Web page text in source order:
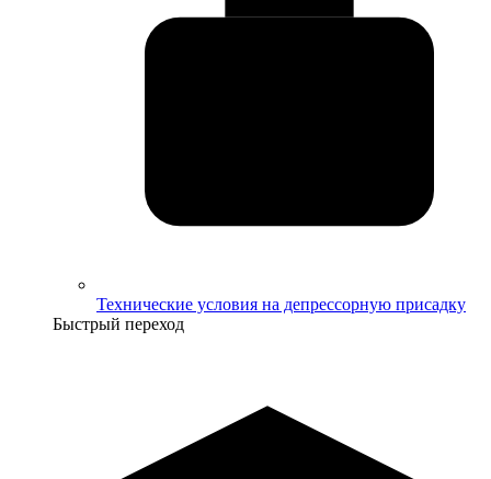
Технические условия на депрессорную присадку
Быстрый переход